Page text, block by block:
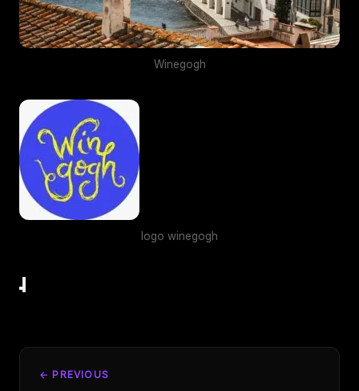
Winegogh
logo winegogh
← PREVIOUS